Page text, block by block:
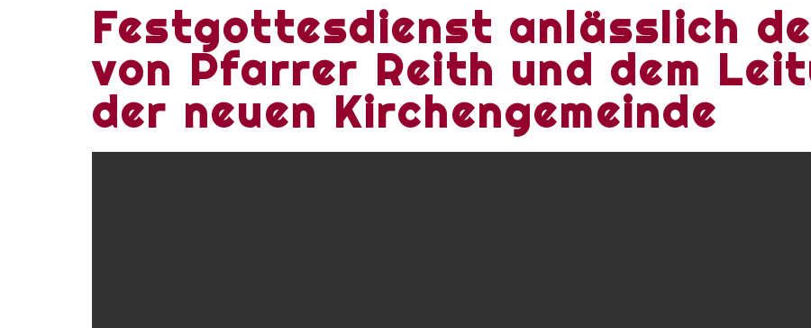
Festgottesdienst anlässlich
von Pfarrer Reith und dem
der neuen Kirchengemeinde